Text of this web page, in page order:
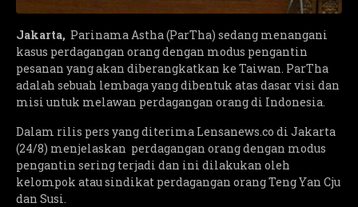
Jakarta, Parinama Astha (ParTha) sedang menangani
kasus perdagangan orang dengan modus pengantin
pesanan yang akan diberangkatkan ke Taiwan. ParTha
adalah sebuah lembaga yang dibentuk atas dasar visi dan
misi untuk melawan perdagangan orang di Indonesia.
Dalam rilis pers yang diterima Lensanews.co di Jakarta
(24/8) menjelaskan perdagangan orang dengan modus
pengantin sering terjadi dan ini dilakukan oleh
kelompok atau sindikat perdagangan orang Teng Yan Cju
dan Susi.